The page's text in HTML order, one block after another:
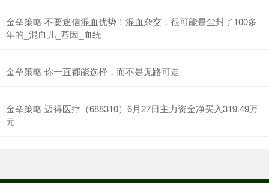
金垒策略 不要迷信混血优势！混血杂交，很可能是尘封了100多
年的_混血儿_基因_血统
金垒策略 你一直都能选择，而不是无路可走
金垒策略 迈得医疗（688310）6月27日主力资金净买入319.49万
元